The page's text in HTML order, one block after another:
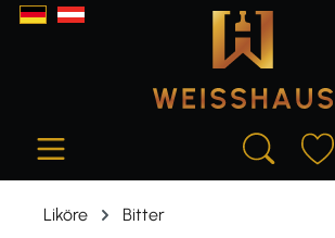
springen
Liköre Bitter